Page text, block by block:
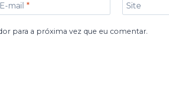
E-mail* Site
para a próxima vez que eu comentar.